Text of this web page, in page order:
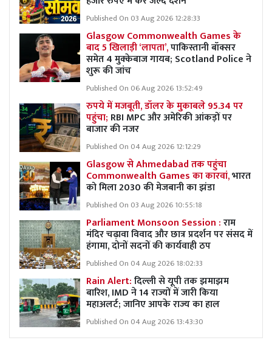
Published On 03 Aug 2026 12:28:33
Glasgow Commonwealth Games के
बाद 5 खिलाड़ी ‘लापता’,पाकिस्तानी बॉक्सर
समेत 4 मुक्केबाज गायब; Scotland Police ने
शुरू की जांच
Published On 06 Aug 2026 13:52:49
रुपये में मजबूती, डॉलर के मुकाबले 95.34 पर
पहुंचा; RBI MPC और अमेरिकी आंकड़ों पर
बाजार की नजर
Published On 04 Aug 2026 12:12:29
Glasgow से Ahmedabad तक पहुंचा
Commonwealth Games का कारवां,भारत
को मिला 2030 की मेजबानी का झंडा
Published On 03 Aug 2026 10:55:18
Parliament Monsoon Session :राम
मंदिर चढ़ावा विवाद और छात्र प्रदर्शन पर संसद में
हंगामा, दोनों सदनों की कार्यवाही ठप
Published On 04 Aug 2026 18:02:33
Rain Alert:दिल्ली से यूपी तक झमाझम
बारिश, IMD ने 14 राज्यों में जारी किया
महाअलर्ट; जानिए आपके राज्य का हाल
Published On 04 Aug 2026 13:43:30